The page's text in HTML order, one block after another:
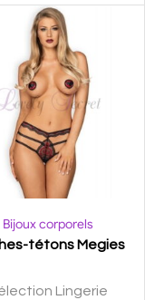
Bijoux corporels
tétons Megies
Lingerie